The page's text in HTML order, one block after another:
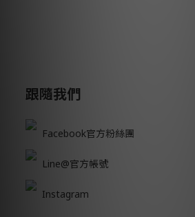
跟隨我們
Facebook官方粉絲團
Line@官方帳號
Instagram